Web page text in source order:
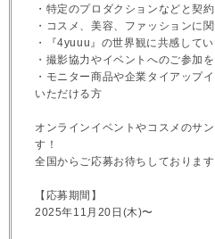
・特定のプロダクションなどと契
・コスメ、美容、ファッションに
・『4yuuu』の世界観に共感して
・撮影協力やイベントへのご参加
・モニター商品や企業タイアップ
いただける方
オンラインイベントやコスメのサ
す！
全国からご応募お待ちしております
【応募期間】
2025年11月20日(木)〜